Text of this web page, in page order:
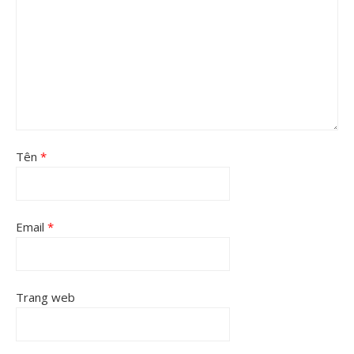
Tên *
Email *
Trang web